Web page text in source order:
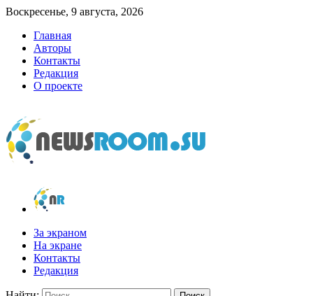
Воскресенье, 9 августа, 2026
Главная
Авторы
Контакты
Редакция
О проекте
newsroom.su
Новости о новостях
За экраном
На экране
Контакты
Редакция